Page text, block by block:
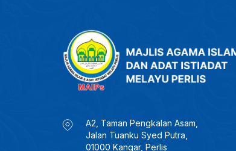
A2, Taman Pengkalan Asam,
Jalan Tuanku Syed Putra,
01000 Kangar, Perlis